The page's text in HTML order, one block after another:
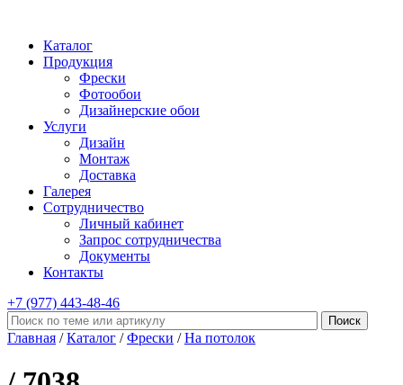
Каталог
Продукция
Фрески
Фотообои
Дизайнерские обои
Услуги
Дизайн
Монтаж
Доставка
Галерея
Сотрудничество
Личный кабинет
Запрос сотрудничества
Документы
Контакты
+7 (977) 443-48-46
Главная /Каталог /Фрески /На потолок